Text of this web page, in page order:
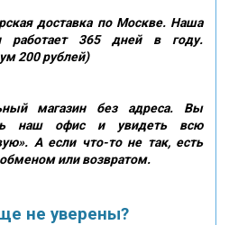
доставка по Москве. Наша
работает 365 дней в году.
200 рублей)
магазин без адреса. Вы
наш офис и увидеть всю
А если что-то не так, есть
обменом или возвратом.
не уверены?